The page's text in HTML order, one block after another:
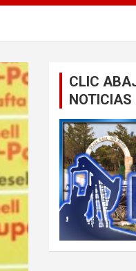
CLIC
NOTICIAS